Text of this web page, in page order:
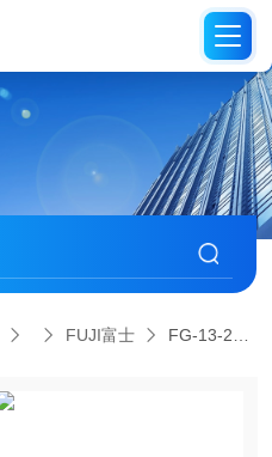
FUJI富士 FG-13-20 3 N日本FUJI富士打磨机气砂轮